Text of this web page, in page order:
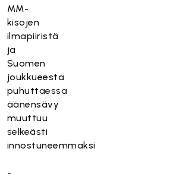
MM-
kisojen
ilmapiiristä
ja
Suomen
joukkueesta
puhuttaessa
äänensävy
muuttuu
selkeästi
innostuneemmaksi
-